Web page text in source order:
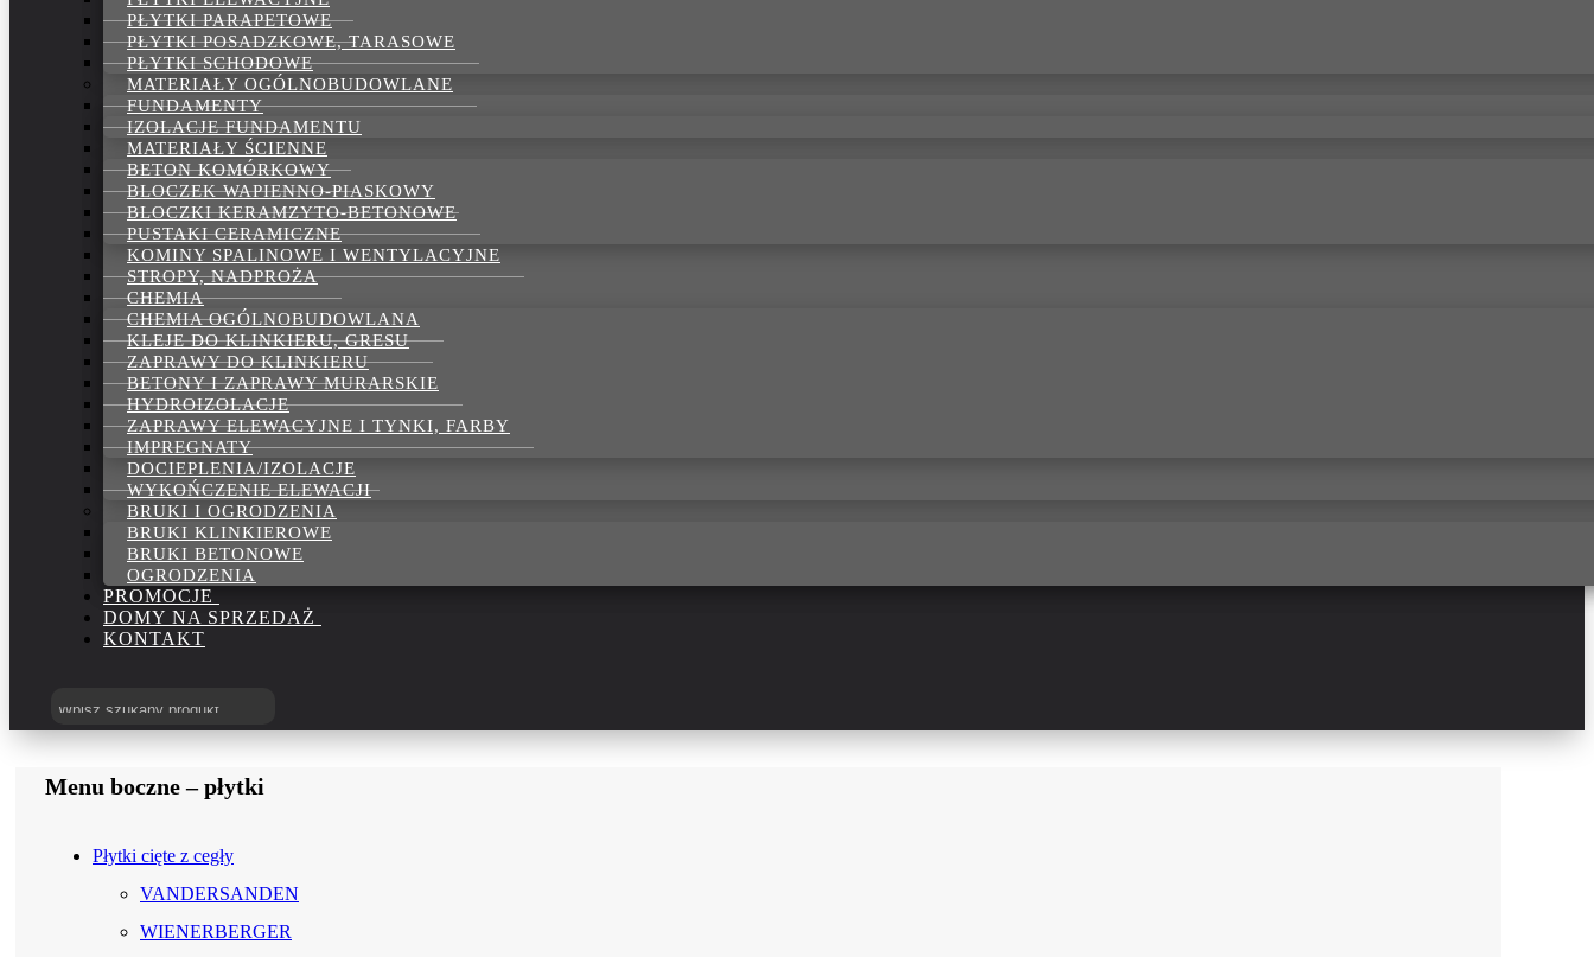
PŁYTKI PARAPETOWE
PŁYTKI POSADZKOWE, TARASOWE
PŁYTKI SCHODOWE
MATERIAŁY OGÓLNOBUDOWLANE
FUNDAMENTY
IZOLACJE FUNDAMENTU
MATERIAŁY ŚCIENNE
BETON KOMÓRKOWY
BLOCZEK WAPIENNO-PIASKOWY
BLOCZKI KERAMZYTO-BETONOWE
PUSTAKI CERAMICZNE
KOMINY SPALINOWE I WENTYLACYJNE
STROPY, NADPROŻA
CHEMIA
CHEMIA OGÓLNOBUDOWLANA
KLEJE DO KLINKIERU, GRESU
ZAPRAWY DO KLINKIERU
BETONY I ZAPRAWY MURARSKIE
HYDROIZOLACJE
ZAPRAWY ELEWACYJNE I TYNKI, FARBY
IMPREGNATY
DOCIEPLENIA/IZOLACJE
WYKOŃCZENIE ELEWACJI
BRUKI I OGRODZENIA
BRUKI KLINKIEROWE
BRUKI BETONOWE
OGRODZENIA
PROMOCJE
DOMY NA SPRZEDAŻ
KONTAKT
Menu boczne – płytki
Płytki cięte z cegły
VANDERSANDEN
WIENERBERGER